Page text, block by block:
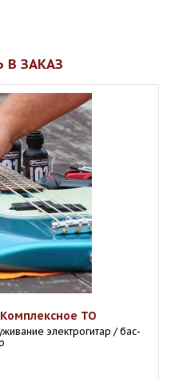
В ЗАКАЗ
ТО
электрогитар / бас-